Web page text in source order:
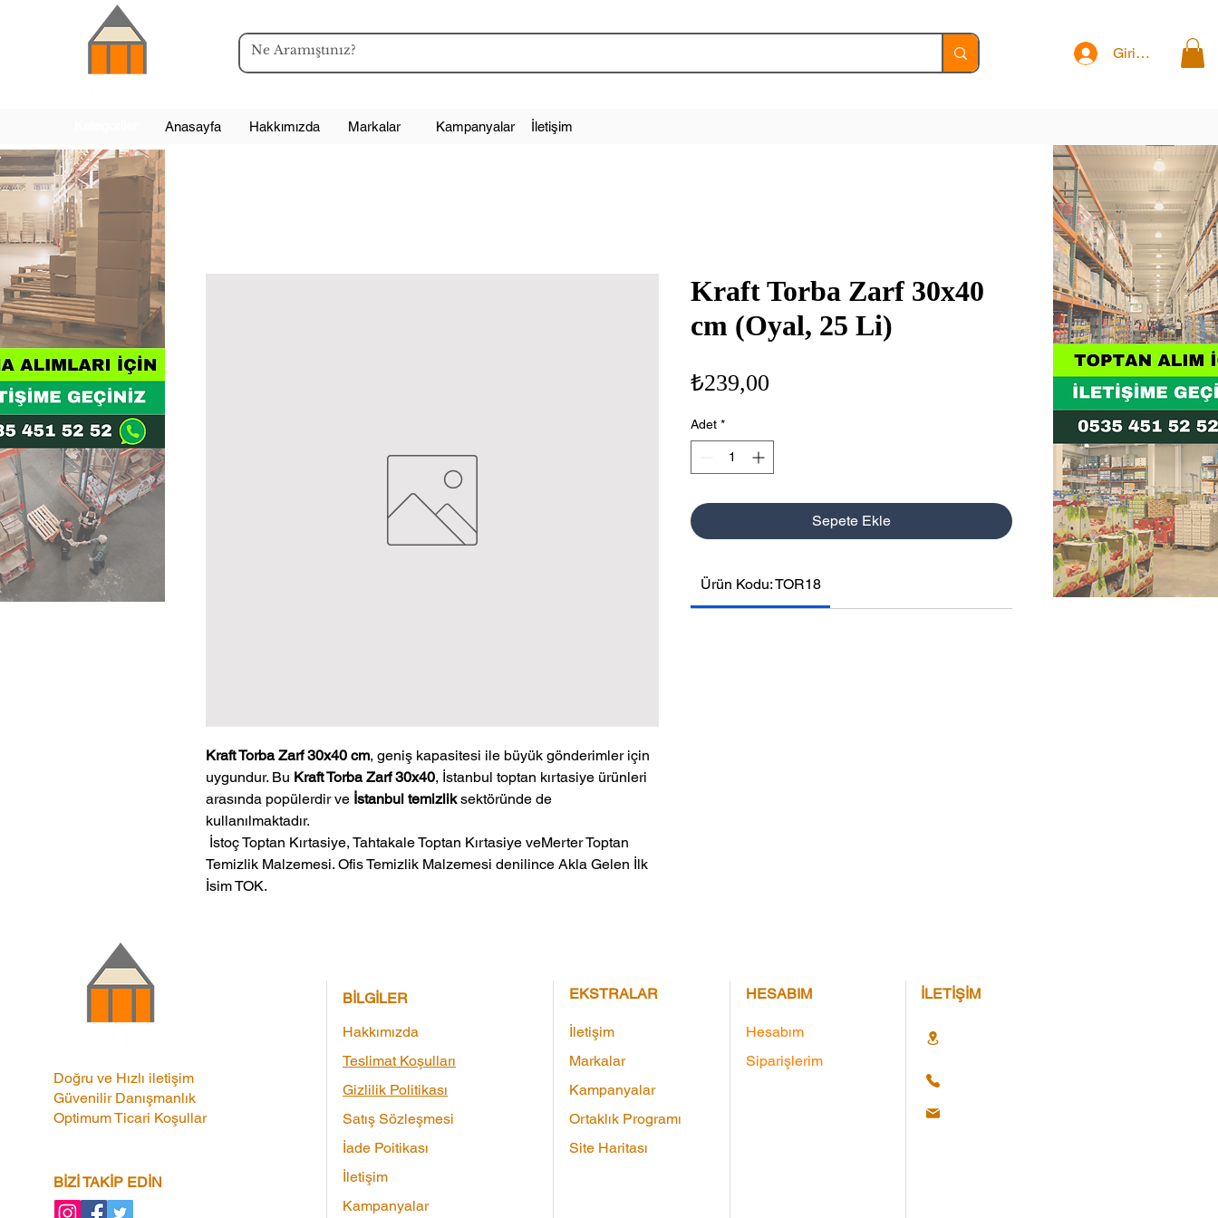
Giriş Yap
Anasayfa Hakkımızda Markalar Kampanyalar İletişim
Kraft Torba Zarf 30x40 cm, geniş kapasitesi ile büyük gönderimler için
uygundur. Bu Kraft Torba Zarf 30x40, İstanbul toptan kırtasiye ürünleri
arasında popülerdir ve İstanbul temizliksektöründe de
kullanılmaktadır.
Temizlik Malzemesi. Ofis Temizlik Malzemesi denilince Akla Gelen İlk
İsim TOK.
Kraft Torba Zarf 30x40
cm (Oyal, 25 Li)
₺239,00
Adet *
Sepete Ekle
Ürün Kodu: TOR18
Doğru ve Hızlı iletişim
Güvenilir Danışmanlık
Optimum Ticari Koşullar
BİZİ TAKİP EDİN
BİLGİLER
Hakkımızda
Teslimat Koşulları
Gizlilik Politikası
Satış Sözleşmesi
İade Poitikası
İletişim
Kampanyalar
EKSTRALAR
İletişim
Markalar
Kampanyalar
Ortaklık Programı
Site Haritası
HESABIM
Hesabım
Siparişlerim
İLETİŞİM